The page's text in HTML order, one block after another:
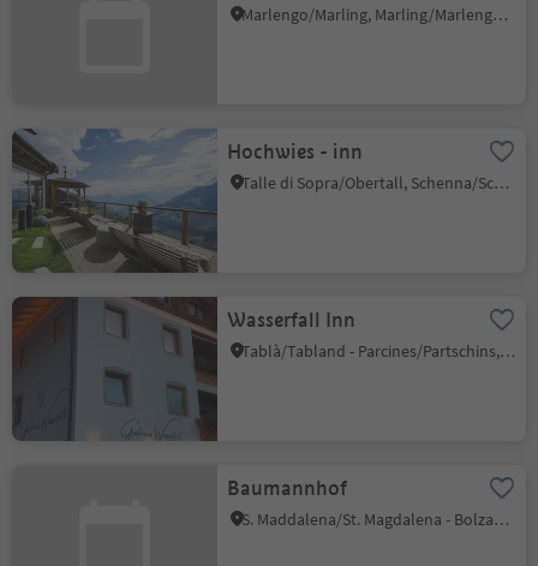
Marlengo/Marling, Marling/Marlengo, Meran/Merano and environs
Hochwies - inn
Talle di Sopra/Obertall, Schenna/Scena, Meran/Merano and environs
Wasserfall Inn
Tablà/Tabland - Parcines/Partschins, Partschins/Parcines, Meran/Merano and environs
Baumannhof
S. Maddalena/St. Magdalena - Bolzano/Bozen, Bolzano/Bozen, Bolzano/Bozen and environs